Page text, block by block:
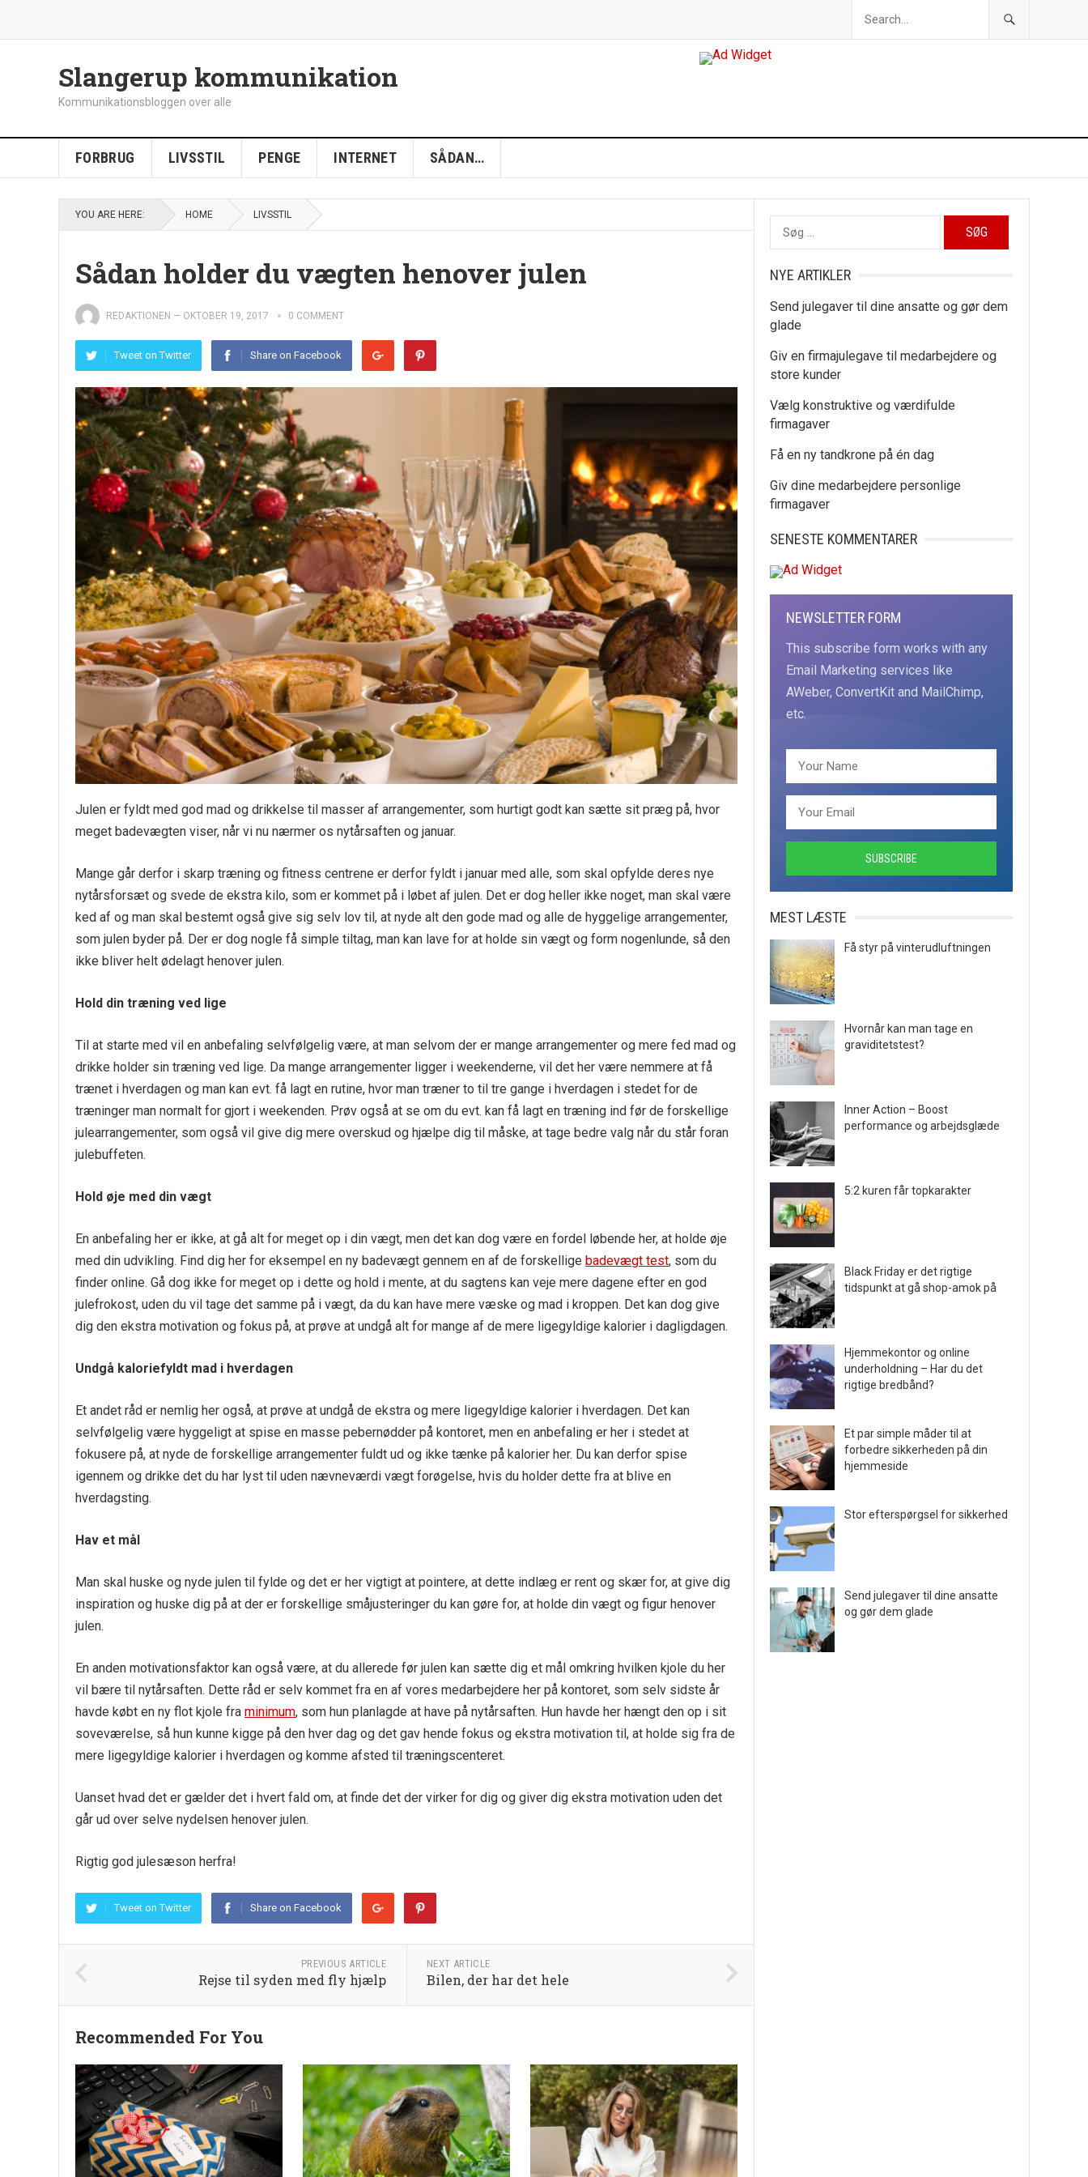
Slangerup kommunikation
Kommunikationsbloggen over alle
FORBRUG LIVSSTIL PENGE INTERNET SÅDAN…
YOU ARE HERE: HOME LIVSSTIL
Sådan holder du vægten henover julen
REDAKTIONEN — OKTOBER 19, 2017 0 COMMENT
Tweet on Twitter Share on Facebook
Julen er fyldt med god mad og drikkelse til masser af arrangementer, som hurtigt godt kan sætte sit præg på, hvor
meget badevægten viser, når vi nu nærmer os nytårsaften og januar.
Mange går derfor i skarp træning og fitness centrene er derfor fyldt i januar med alle, som skal opfylde deres nye
nytårsforsæt og svede de ekstra kilo, som er kommet på i løbet af julen. Det er dog heller ikke noget, man skal være
ked af og man skal bestemt også give sig selv lov til, at nyde alt den gode mad og alle de hyggelige arrangementer,
som julen byder på. Der er dog nogle få simple tiltag, man kan lave for at holde sin vægt og form nogenlunde, så den
ikke bliver helt ødelagt henover julen.
Hold din træning ved lige
Til at starte med vil en anbefaling selvfølgelig være, at man selvom der er mange arrangementer og mere fed mad og
drikke holder sin træning ved lige. Da mange arrangementer ligger i weekenderne, vil det her være nemmere at få
trænet i hverdagen og man kan evt. få lagt en rutine, hvor man træner to til tre gange i hverdagen i stedet for de
træninger man normalt for gjort i weekenden. Prøv også at se om du evt. kan få lagt en træning ind før de forskellige
julearrangementer, som også vil give dig mere overskud og hjælpe dig til måske, at tage bedre valg når du står foran
julebuffeten.
Hold øje med din vægt
En anbefaling her er ikke, at gå alt for meget op i din vægt, men det kan dog være en fordel løbende her, at holde øje
med din udvikling. Find dig her for eksempel en ny badevægt gennem en af de forskellige badevægt test, som du
finder online. Gå dog ikke for meget op i dette og hold i mente, at du sagtens kan veje mere dagene efter en god
julefrokost, uden du vil tage det samme på i vægt, da du kan have mere væske og mad i kroppen. Det kan dog give
dig den ekstra motivation og fokus på, at prøve at undgå alt for mange af de mere ligegyldige kalorier i dagligdagen.
Undgå kaloriefyldt mad i hverdagen
Et andet råd er nemlig her også, at prøve at undgå de ekstra og mere ligegyldige kalorier i hverdagen. Det kan
selvfølgelig være hyggeligt at spise en masse pebernødder på kontoret, men en anbefaling er her i stedet at
fokusere på, at nyde de forskellige arrangementer fuldt ud og ikke tænke på kalorier her. Du kan derfor spise
igennem og drikke det du har lyst til uden nævneværdi vægt forøgelse, hvis du holder dette fra at blive en
hverdagsting.
Hav et mål
Man skal huske og nyde julen til fylde og det er her vigtigt at pointere, at dette indlæg er rent og skær for, at give dig
inspiration og huske dig på at der er forskellige småjusteringer du kan gøre for, at holde din vægt og figur henover
julen.
En anden motivationsfaktor kan også være, at du allerede før julen kan sætte dig et mål omkring hvilken kjole du her
vil bære til nytårsaften. Dette råd er selv kommet fra en af vores medarbejdere her på kontoret, som selv sidste år
havde købt en ny flot kjole fra minimum, som hun planlagde at have på nytårsaften. Hun havde her hængt den op i sit
soveværelse, så hun kunne kigge på den hver dag og det gav hende fokus og ekstra motivation til, at holde sig fra de
mere ligegyldige kalorier i hverdagen og komme afsted til træningscenteret.
Uanset hvad det er gælder det i hvert fald om, at finde det der virker for dig og giver dig ekstra motivation uden det
går ud over selve nydelsen henover julen.
Rigtig god julesæson herfra!
Tweet on Twitter Share on Facebook
PREVIOUS ARTICLE
Rejse til syden med fly hjælp
NEXT ARTICLE
Bilen, der har det hele
Recommended For You
Søg
efter:
NYE ARTIKLER
Send julegaver til dine ansatte og gør dem
glade
Giv en firmajulegave til medarbejdere og
store kunder
Vælg konstruktive og værdifulde
firmagaver
Få en ny tandkrone på én dag
Giv dine medarbejdere personlige
firmagaver
SENESTE KOMMENTARER
NEWSLETTER FORM
This subscribe form works with any
Email Marketing services like
AWeber, ConvertKit and MailChimp,
etc.
MEST LÆSTE
Få styr på vinterudluftningen
Hvornår kan man tage en
graviditetstest?
Inner Action – Boost
performance og arbejdsglæde
5:2 kuren får topkarakter
Black Friday er det rigtige
tidspunkt at gå shop-amok på
Hjemmekontor og online
underholdning – Har du det
rigtige bredbånd?
Et par simple måder til at
forbedre sikkerheden på din
hjemmeside
Stor efterspørgsel for sikkerhed
Send julegaver til dine ansatte
og gør dem glade